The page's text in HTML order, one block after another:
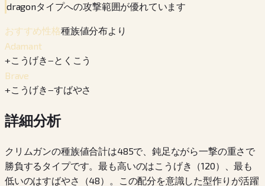
dragonタイプへの攻撃範囲が優れています
おすすめ性格種族値分布より
Adamant
+こうげき−とくこう
Brave
+こうげき−すばやさ
詳細分析
クリムガンの種族値合計は485で、鈍足ながら一撃の重さで
勝負するタイプです。最も高いのはこうげき（120）、最も
低いのはすばやさ（48）。この配分を意識した型作りが活躍